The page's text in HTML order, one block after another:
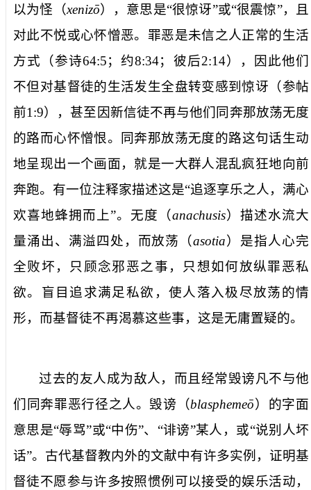
以为怪 （xenizō），意思是“很惊讶”或“很震惊”，且
对此不悦或心怀憎恶。罪恶是未信之人正常的生活
方式（参诗64:5；约8:34；彼后2:14），因此他们
不但对基督徒的生活发生全盘转变感到惊讶（参帖
前1:9），甚至因新信徒不再与他们 同奔那放荡无度
的路而心怀憎恨。 同奔那放荡无度的路这句话生动
地呈现出一个画面，就是一大群人混乱疯狂地向前
奔跑。有一位注释家描述这是“追逐享乐之人，满心
欢喜地蜂拥而上”。 无度 （anachusis）描述水流大
量涌出、满溢四处，而放荡 （asotia）是指人心完
全败坏，只顾念邪恶之事，只想如何放纵罪恶私
欲。盲目追求满足私欲，使人落入极尽放荡的情
形，而基督徒不再渴慕这些事，这是无庸置疑的。
过去的友人成为敌人，而且经常毁谤凡不与他
们同奔罪恶行径之人。 毁谤 （blasphemeō）的字面
意思是“辱骂”或“中伤”、“诽谤”某人，或“说别人坏
话”。古代基督教内外的文献中有许多实例，证明基
督徒不愿参与许多按照惯例可以接受的娱乐活动，